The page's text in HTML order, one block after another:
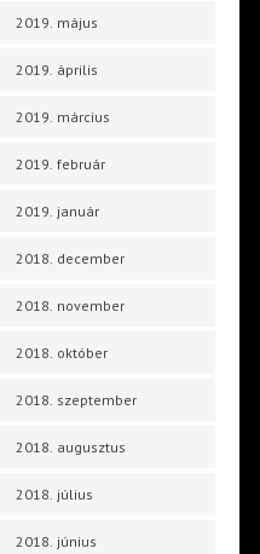
2019. május
2019. április
2019. március
2019. február
2019. január
2018. december
2018. november
2018. október
2018. szeptember
2018. augusztus
2018. július
2018. június